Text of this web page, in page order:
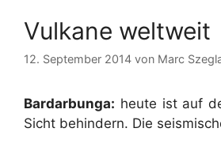
Vulkane weltweit
12. September 2014 von Marc
Bardarbunga: heute ist auf
Sicht behindern. Die